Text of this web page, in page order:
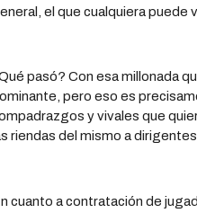
el que cualquiera puede
pasó? Con esa millonada
pero eso es
y vivales que
riendas del mismo a
cuanto a contratación de